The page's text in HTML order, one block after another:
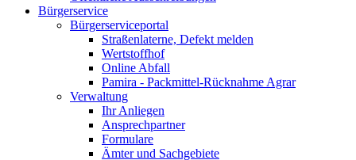
Bürgerservice
Bürgerserviceportal
Straßenlaterne, Defekt melden
Wertstoffhof
Online Abfall
Pamira - Packmittel-Rücknahme Agrar
Verwaltung
Ihr Anliegen
Ansprechpartner
Formulare
Ämter und Sachgebiete